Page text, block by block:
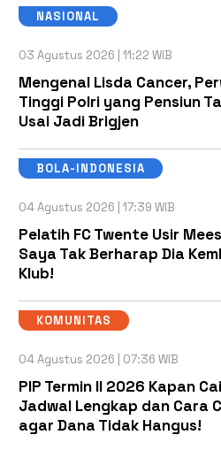
NASIONAL
03 Agustus 2026 | 11:22 WIB
Mengenal Lisda Cancer,
Tinggi Polri yang Pensiun
Usai Jadi Brigjen
BOLA-INDONESIA
04 Agustus 2026 | 17:39 WIB
Pelatih FC Twente Usir
Saya Tak Berharap Dia
Klub!
KOMUNITAS
04 Agustus 2026 | 07:36 WIB
PIP Termin II 2026 Kapan
Jadwal Lengkap dan Cara
agar Dana Tidak Hangus!